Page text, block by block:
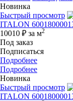
Новинка
Быстрый просмотр
ITALON
10010 ₽ за м2
Под заказ
Подписаться
Подробнее
Подробнее
Новинка
Быстрый просмотр
ITALON